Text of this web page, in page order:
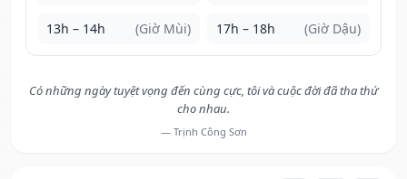
13h – 14h (Giờ Mùi) 17h – 18h (Giờ Dậu)
Có những ngày tuyệt vọng đến cùng cực, tôi và cuộc đời đã tha thứ
cho nhau.
— Trịnh Công Sơn